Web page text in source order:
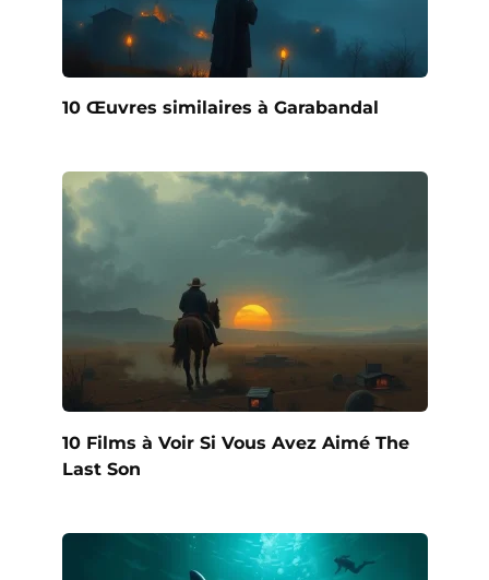
10 Œuvres similaires à Garabandal
10 Films à Voir Si Vous Avez Aimé The
Last Son